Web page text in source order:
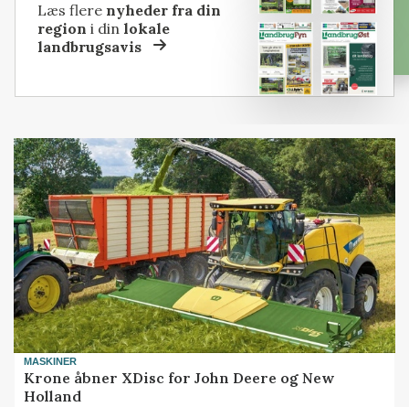
Læs flere nyheder fra din
region i dinlokale
landbrugsavis
MASKINER
Krone åbner XDisc for John Deere og New
Holland